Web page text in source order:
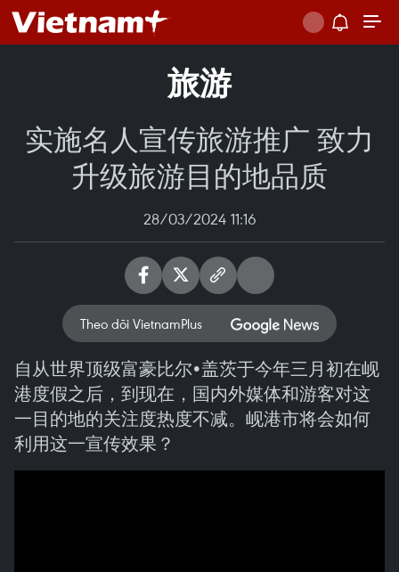
旅游
实施名人宣传旅游推广 致力
升级旅游目的地品质
28/03/2024 11:16
Theo dõi VietnamPlus
自从世界顶级富豪比尔•盖茨于今年三月初在岘
港度假之后，到现在，国内外媒体和游客对这
一目的地的关注度热度不减。岘港市将会如何
利用这一宣传效果？